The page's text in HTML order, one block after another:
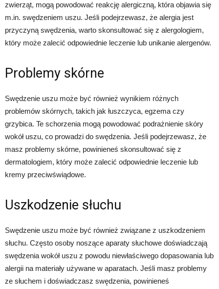
zwierząt, mogą powodować reakcję alergiczną, która objawia się
m.in. swędzeniem uszu. Jeśli podejrzewasz, że alergia jest
przyczyną swędzenia, warto skonsultować się z alergologiem,
który może zalecić odpowiednie leczenie lub unikanie alergenów.
Problemy skórne
Swędzenie uszu może być również wynikiem różnych
problemów skórnych, takich jak łuszczyca, egzema czy
grzybica. Te schorzenia mogą powodować podrażnienie skóry
wokół uszu, co prowadzi do swędzenia. Jeśli podejrzewasz, że
masz problemy skórne, powinieneś skonsultować się z
dermatologiem, który może zalecić odpowiednie leczenie lub
kremy przeciwświądowe.
Uszkodzenie słuchu
Swędzenie uszu może być również związane z uszkodzeniem
słuchu. Często osoby noszące aparaty słuchowe doświadczają
swędzenia wokół uszu z powodu niewłaściwego dopasowania lub
alergii na materiały używane w aparatach. Jeśli masz problemy
ze słuchem i doświadczasz swędzenia, powinieneś